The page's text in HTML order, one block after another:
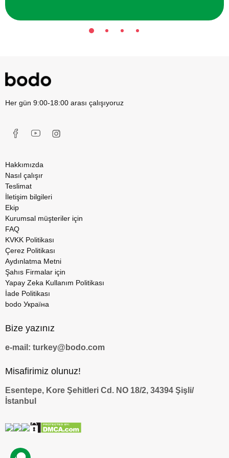
Her gün 9:00-18:00 arası çalışıyoruz
Hakkımızda
Nasıl çalışır
Teslimat
İletişim bilgileri
Ekip
Kurumsal müşteriler için
FAQ
KVKK Politikası
Çerez Politikası
Aydınlatma Metni
Şahıs Firmalar için
Yapay Zeka Kullanım Politikası
İade Politikası
bodo Україна
Bize yazınız
e-mail: turkey@bodo.com
Misafirimiz olunuz!
Esentepe, Kore Şehitleri Cd. NO 18/2, 34394 Şişli/
İstanbul